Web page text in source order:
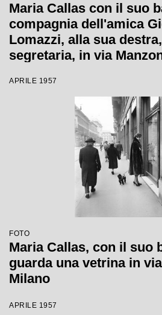
Maria Callas con il suo
compagnia dell'amica
Lomazzi, alla sua
segretaria, in via
APRILE 1957
FOTO
Maria Callas, con il suo
guarda una vetrina in
Milano
APRILE 1957